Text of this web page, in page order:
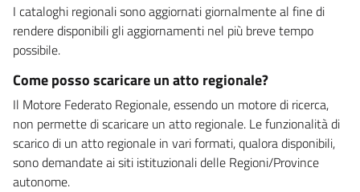
I cataloghi regionali sono aggiornati giornalmente al fine di
rendere disponibili gli aggiornamenti nel più breve tempo
possibile.
Come posso scaricare un atto regionale?
Il Motore Federato Regionale, essendo un motore di ricerca,
non permette di scaricare un atto regionale. Le funzionalità di
scarico di un atto regionale in vari formati, qualora disponibili,
sono demandate ai siti istituzionali delle Regioni/Province
autonome.